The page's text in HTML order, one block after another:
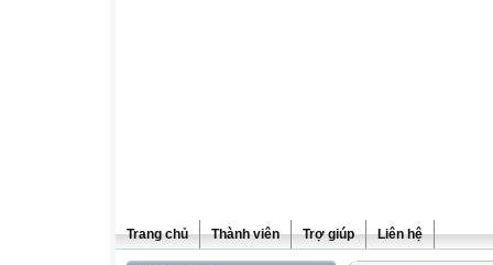
Trang chủ Thành viên Trợ giúp Liên hệ